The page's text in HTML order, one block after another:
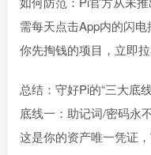
需每天点击App内的闪
你先掏钱的项目，立即拉
总结：守好Pi的“三大底
底线一：助记词/密码永不
这是你的资产唯一凭证